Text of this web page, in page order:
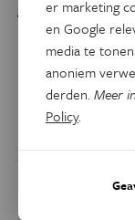
gewijd aan de
met 6250
drie meter. Dat
Het vloertje is
er marketing
en Google
media te
anoniem
derden.Meer
Policy.